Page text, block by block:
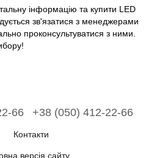
інформацію та купити LED
зв'язатися з менеджерами
проконсультуватися з ними.
66 +38 (050) 412-22-66
Контакти
версія сайту